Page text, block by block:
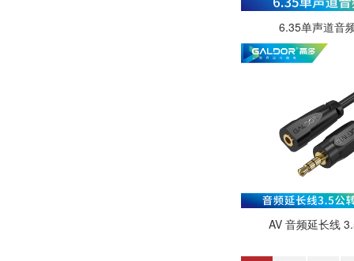
6.35单声道音
AV 音频延长线